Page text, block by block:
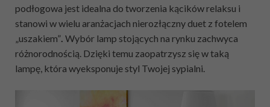
podłogowa jest idealna do tworzenia kącików relaksu i
stanowi w wielu aranżacjach nierozłączny duet z fotelem
„uszakiem”. Wybór lamp stojących na rynku zachwyca
różnorodnością. Dzięki temu zaopatrzysz się w taką
lampę, która wyeksponuje styl Twojej sypialni.